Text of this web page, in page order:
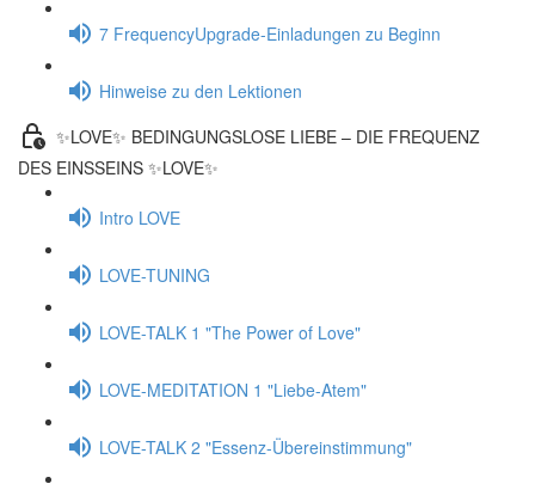
7 FrequencyUpgrade-Einladungen zu Beginn
Hinweise zu den Lektionen
✨LOVE✨ BEDINGUNGSLOSE LIEBE – DIE FREQUENZ
DES EINSSEINS ✨LOVE✨
Intro LOVE
LOVE-TUNING
LOVE-TALK 1 "The Power of Love"
LOVE-MEDITATION 1 "Liebe-Atem"
LOVE-TALK 2 "Essenz-Übereinstimmung"